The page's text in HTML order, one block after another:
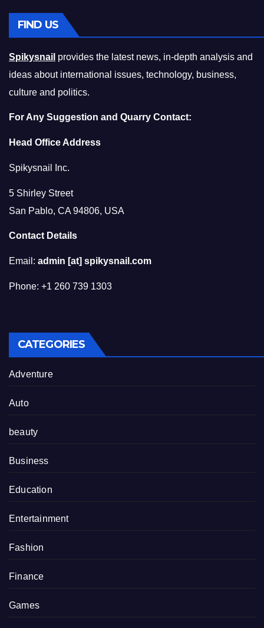
FIND US
Spikysnail provides the latest news, in-depth analysis and
ideas about international issues, technology, business,
culture and politics.
For Any Suggestion and Quarry Contact:
Head Office Address
Spikysnail Inc.
5 Shirley Street
San Pablo, CA 94806, USA
Contact Details
Email: admin [at] spikysnail.com
Phone: +1 260 739 1303
CATEGORIES
Adventure
Auto
beauty
Business
Education
Entertainment
Fashion
Finance
Games